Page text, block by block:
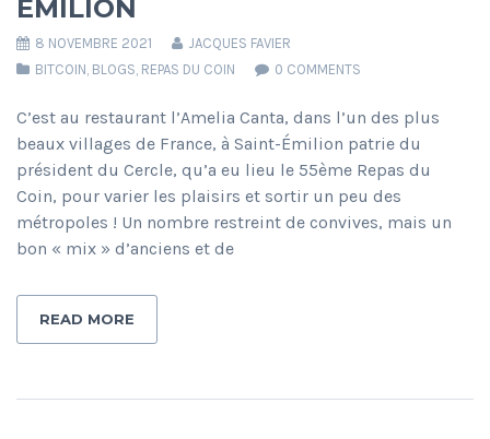
ÉMILION
8 NOVEMBRE 2021
JACQUES FAVIER
BITCOIN, BLOGS, REPAS DU COIN 0 COMMENTS
C’est au restaurant l’Amelia Canta, dans l’un des plus
beaux villages de France, à Saint-Émilion patrie du
président du Cercle, qu’a eu lieu le 55ème Repas du
Coin, pour varier les plaisirs et sortir un peu des
métropoles ! Un nombre restreint de convives, mais un
bon « mix » d’anciens et de
READ MORE